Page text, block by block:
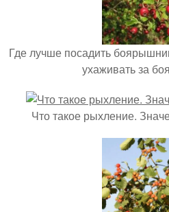
Где лучше посадить
ухаживать за
Что такое рыхление.